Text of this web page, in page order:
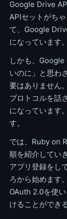
Google Drive
APIセットがち
て、Google
になっています。
しかも、
いのに」と思わ
要はありません。
プロトコルを話
になっています
す。
では、Ruby on
順を紹介してい
アプリ登録をし
ろから始めます
OAuth 2.0を使
けることができ